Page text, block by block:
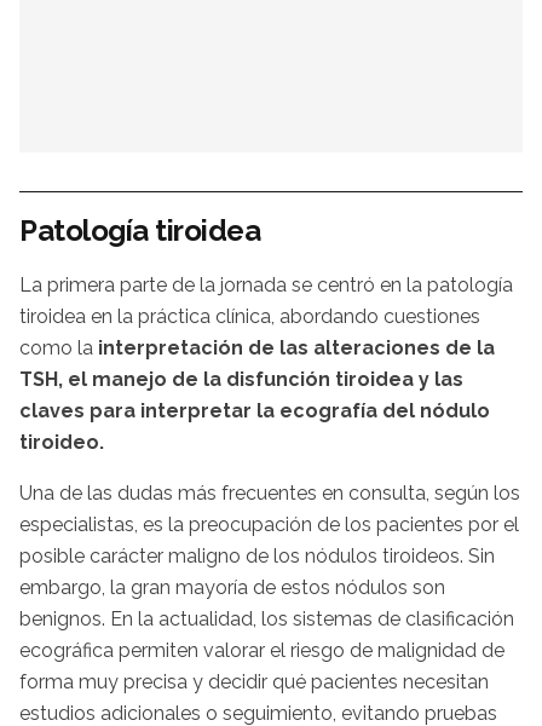
Patología tiroidea
La primera parte de la jornada se centró en la patología
tiroidea en la práctica clínica, abordando cuestiones
como la interpretación de las alteraciones de la
TSH, el manejo de la disfunción tiroidea y las
claves para interpretar la ecografía del nódulo
tiroideo.
Una de las dudas más frecuentes en consulta, según los
especialistas, es la preocupación de los pacientes por el
posible carácter maligno de los nódulos tiroideos. Sin
embargo, la gran mayoría de estos nódulos son
benignos. En la actualidad, los sistemas de clasificación
ecográfica permiten valorar el riesgo de malignidad de
forma muy precisa y decidir qué pacientes necesitan
estudios adicionales o seguimiento, evitando pruebas